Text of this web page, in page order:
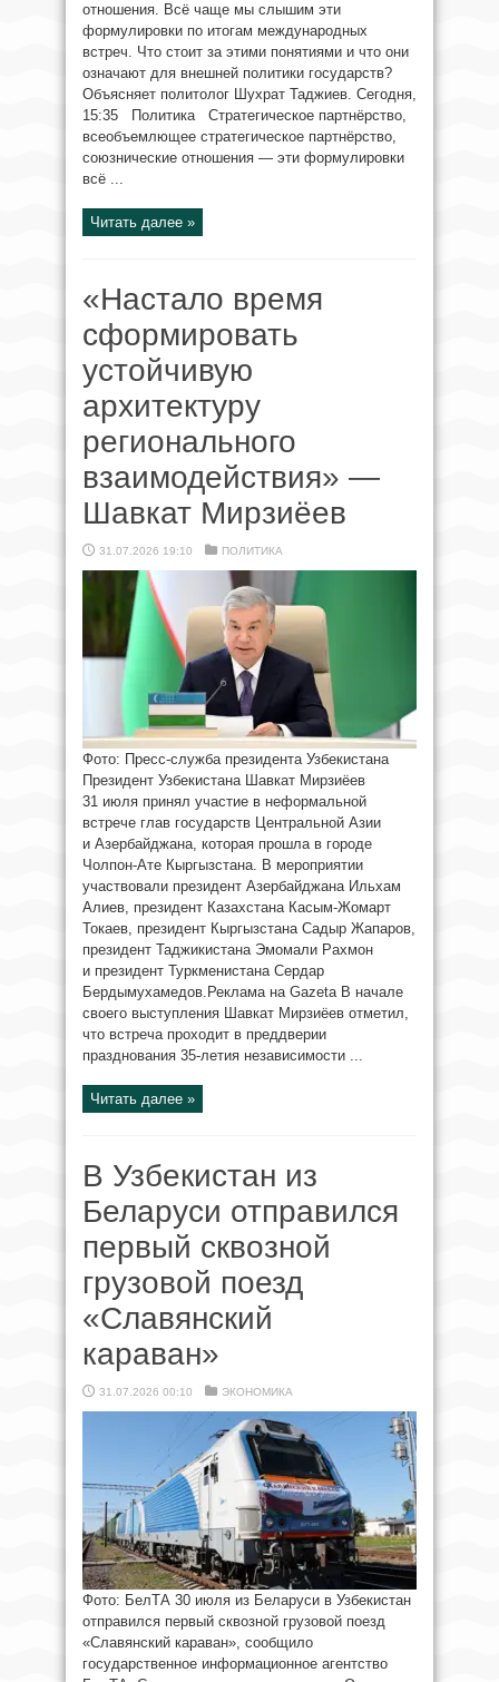
отношения. Всё чаще мы слышим эти
формулировки по итогам международных
встреч. Что стоит за этими понятиями и что они
означают для внешней политики государств?
Объясняет политолог Шухрат Таджиев. Сегодня,
15:35 Политика Стратегическое партнёрство,
всеобъемлющее стратегическое партнёрство,
союзнические отношения — эти формулировки
всё ...
Читать далее »
«Настало время
сформировать
устойчивую
архитектуру
регионального
взаимодействия» —
Шавкат Мирзиёев
31.07.2026 19:10 ПОЛИТИКА
Фото: Пресс-служба президента Узбекистана
Президент Узбекистана Шавкат Мирзиёев
31 июля принял участие в неформальной
встрече глав государств Центральной Азии
и Азербайджана, которая прошла в городе
Чолпон-Ате Кыргызстана. В мероприятии
участвовали президент Азербайджана Ильхам
Алиев, президент Казахстана Касым-Жомарт
Токаев, президент Кыргызстана Садыр Жапаров,
президент Таджикистана Эмомали Рахмон
и президент Туркменистана Сердар
Бердымухамедов.Реклама на Gazeta В начале
своего выступления Шавкат Мирзиёев отметил,
что встреча проходит в преддверии
празднования 35-летия независимости ...
Читать далее »
В Узбекистан из
Беларуси отправился
первый сквозной
грузовой поезд
«Славянский
караван»
31.07.2026 00:10 ЭКОНОМИКА
Фото: БелТА 30 июля из Беларуси в Узбекистан
отправился первый сквозной грузовой поезд
«Славянский караван», сообщило
государственное информационное агентство